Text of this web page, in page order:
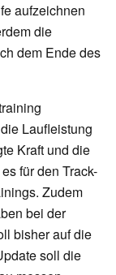
aufzeichnen
die
dem Ende des
Laufleistung
Kraft und die
für den Track-
Zudem
bei der
bisher auf die
soll die